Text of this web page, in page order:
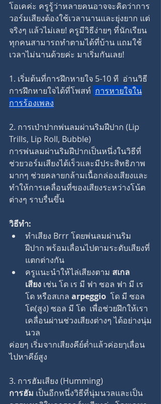
โอเคค่ะ ครูรู้ว่าหลายคนอาจจะคิดว่าการ
วอร์มเสียงต้องใช้เวลานานและยุ่งยาก แต่
จริงๆ แล้วไม่เลย! ครูมีวิธีง่ายๆ ที่นักเรียน
ทุกคนสามารถทำตามได้ที่บ้าน แถมใช้
เวลาไม่นานด้วยค่ะ มาเริ่มกันเลย!
1. เริ่มต้นที่การฝึกหายใจ 5-10 ที  อ่านวิธี
การฝึกหายใจได้ที่โพสท์ การหายใจใน
การร้องเพลง
2. การเป่าปากพ่นลมผ่านริมฝีปาก (Lip
Trills, Lip Roll, Bubble)
การพ่นลมผ่านริมฝีปากเป็นหนึ่งในวิธีที่
ช่วยวอร์มเสียงได้เร็วและมีประสิทธิภาพ
มากๆ ช่วยคลายกล้ามเนื้อกล่องเสียงและ
ทำให้การเคลื่อนที่ของเสียงระหว่างโน้ต
ต่างๆ ราบรื่นขึ้น
วิธีทำ:
ทำเสียง Brrr โดยพ่นลมผ่านริม
ฝีปาก พร้อมเลื่อนไปตามระดับเสียงที่
แตกต่างกัน
ครูแนะนำให้ไล่เสียงตาม สเกล
เสียง เช่น โด เร มี ฟา ซอล ฟา มี เร
โด หรือสเกล arpeggio โด มี ซอล
โด(สูง) ซอล มี โด  เพื่อช่วยฝึกให้เรา
เคลื่อนผ่านช่วงเสียงต่างๆ ได้อย่างนุ่ม
นวล
ค่อยๆ เริ่มจากเสียงคีย์ต่ำแล้วค่อยๅเลื่อน
ไปหาคีย์สูง
3. การฮัมเสียง (Humming)
การฮัม เป็นอีกหนึ่งวิธีที่นุ่มนวลและเป็น